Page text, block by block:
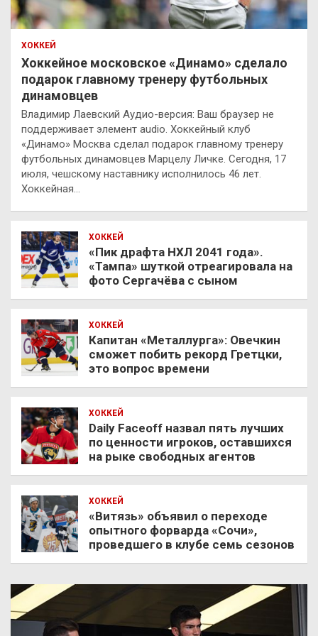
ХОККЕЙ
Хоккейное московское «Динамо» сделало
подарок главному тренеру футбольных
динамовцев
Владимир Лаевский Аудио-версия: Ваш браузер не
поддерживает элемент audio. Хоккейный клуб
«Динамо» Москва сделал подарок главному тренеру
футбольных динамовцев Марцелу Личке. Сегодня, 17
июля, чешскому наставнику исполнилось 46 лет.
Хоккейная…
ХОККЕЙ
«Пик драфта НХЛ 2041 года».
«Тампа» шуткой отреагировала на
фото Сергачёва с сыном
ХОККЕЙ
Капитан «Металлурга»: Овечкин
сможет побить рекорд Гретцки,
это вопрос времени
ХОККЕЙ
Daily Faceoff назвал пять лучших
по ценности игроков, оставшихся
на рыке свободных агентов
ХОККЕЙ
«Витязь» объявил о переходе
опытного форварда «Сочи»,
проведшего в клубе семь сезонов